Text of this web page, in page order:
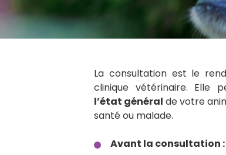
La consultation est le
clinique vétérinaire. Elle
l’état général de votre
santé ou malade.
Avant la consultation :